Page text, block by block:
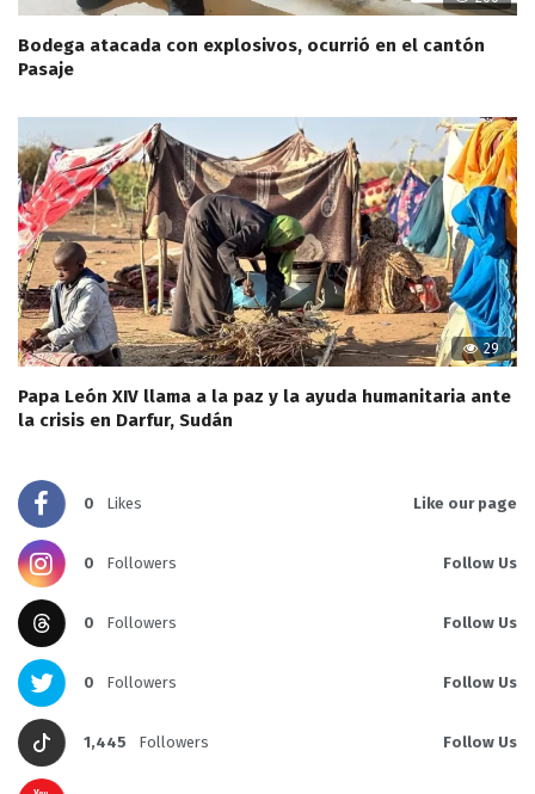
Bodega atacada con explosivos, ocurrió en el cantón
Pasaje
29
Papa León XIV llama a la paz y la ayuda humanitaria ante
la crisis en Darfur, Sudán
0 Likes Like our page
0 Followers Follow Us
0 Followers Follow Us
0 Followers Follow Us
1,445 Followers Follow Us